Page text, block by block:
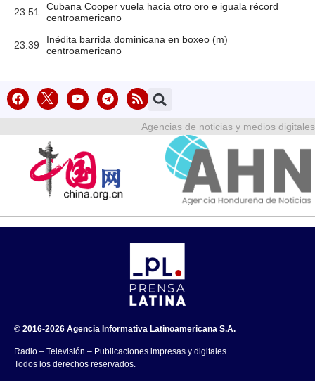
23:51
Cubana Cooper vuela hacia otro oro e iguala récord
centroamericano
23:39
Inédita barrida dominicana en boxeo (m)
centroamericano
Agencias de noticias y medios digitales
© 2016-2026 Agencia Informativa Latinoamericana S.A.
Radio – Televisión – Publicaciones impresas y digitales.
Todos los derechos reservados.